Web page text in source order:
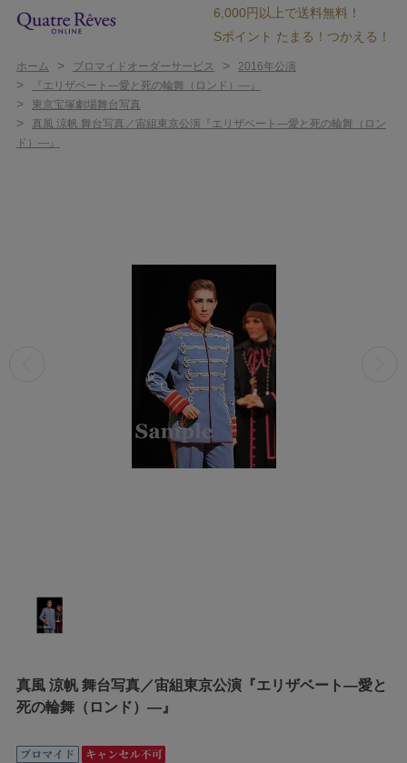
6,000円以上で送料無料！
Sポイント たまる！つかえる！
ホーム > ブロマイドオーダーサービス > 2016年公演
> 『エリザベート―愛と死の輪舞（ロンド）―』
> 東京宝塚劇場舞台写真
>
真風 涼帆 舞台写真／宙組東京公演『エリザベート―愛と死の輪舞（ロン
ド）―』
真風 涼帆 舞台写真／宙組東京公演『エリザベート―愛と
死の輪舞（ロンド）―』